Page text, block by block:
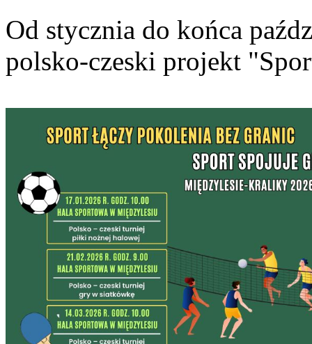
Od stycznia do końca
polsko-czeski projekt